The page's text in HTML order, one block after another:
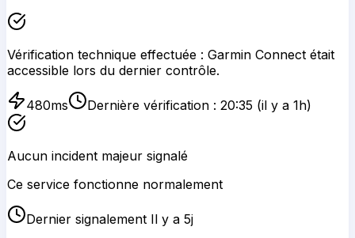
Vérification technique effectuée : Garmin Connect était
accessible lors du dernier contrôle.
480ms Dernière vérification : 20:35 (il y a 1h)
Aucun incident majeur signalé
Ce service fonctionne normalement
Dernier signalement Il y a 5j